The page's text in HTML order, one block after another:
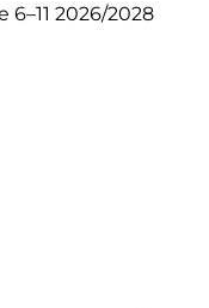
6–11 2026/2028